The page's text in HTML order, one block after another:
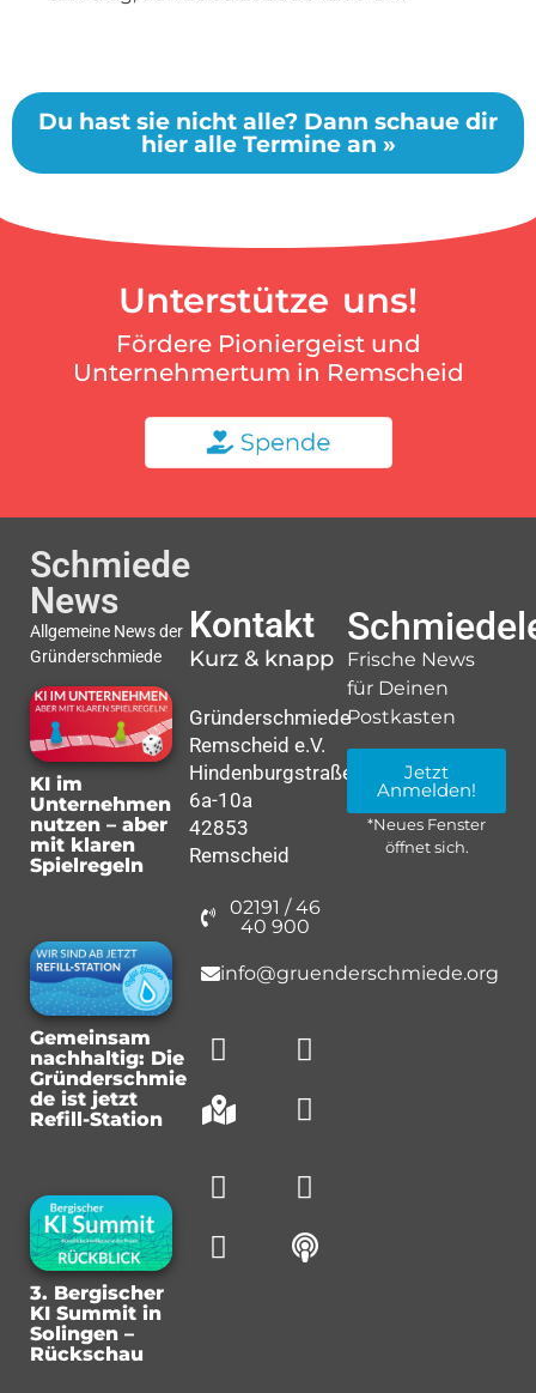
Du hast sie nicht alle? Dann schaue dir
hier alle Termine an »
Unterstütze uns!
Fördere Pioniergeist und
Unternehmertum in Remscheid
Schmiede
News
Allgemeine News der
Gründerschmiede
KI im
Unternehmen
nutzen – aber
mit klaren
Spielregeln
Gemeinsam
nachhaltig: Die
Gründerschmie
de ist jetzt
Refill-Station
3. Bergischer
KI Summit in
Solingen –
Rückschau
Kontakt
Kurz & knapp
Gründerschmiede
Remscheid e.V.
Hindenburgstraße
6a-10a
42853
Remscheid
02191 / 46
40 900
info@gruenderschmiede.org
Frische News
für Deinen
Postkasten
Jetzt
Anmelden!
*Neues Fenster
öffnet sich.